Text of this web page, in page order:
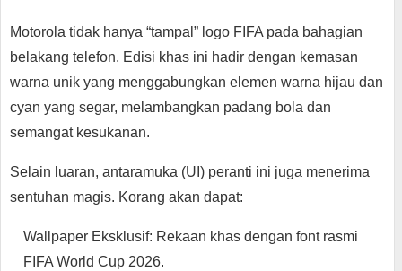
Motorola tidak hanya “tampal” logo FIFA pada bahagian
belakang telefon. Edisi khas ini hadir dengan kemasan
warna unik yang menggabungkan elemen warna hijau dan
cyan yang segar, melambangkan padang bola dan
semangat kesukanan.
Selain luaran, antaramuka (UI) peranti ini juga menerima
sentuhan magis. Korang akan dapat:
Wallpaper Eksklusif: Rekaan khas dengan font rasmi
FIFA World Cup 2026.